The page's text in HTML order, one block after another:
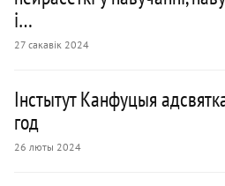
і…
27 сакавік 2024
Інстытут Канфуцыя
год
26 люты 2024